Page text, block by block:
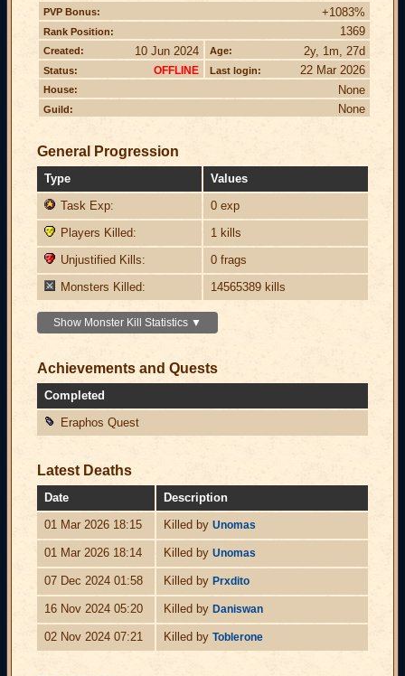
PVP Bonus: +1083%
Rank Position: 1369
Created: 10 Jun 2024 Age: 2y, 1m, 27d
Status: OFFLINE Last login: 22 Mar 2026
House: None
Guild: None
General Progression
Type
Values
Task Exp:
0 exp
Players Killed:
1 kills
Unjustified Kills:
0 frags
Monsters Killed:
14565389 kills
Show Monster Kill Statistics ▼
Achievements and Quests
Completed
Eraphos Quest
Latest Deaths
Date
Description
01 Mar 2026 18:15
Killed by Unomas
01 Mar 2026 18:14 Killed by Unomas
07 Dec 2024 01:58 Killed by Prxdito
16 Nov 2024 05:20 Killed by Daniswan
02 Nov 2024 07:21 Killed by Toblerone